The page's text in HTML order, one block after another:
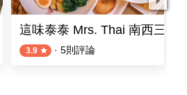
這味泰泰 Mrs. Thai 南西三館店
3.9 · 5則評論